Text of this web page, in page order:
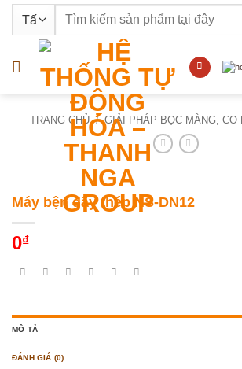
nội
Tìm
TRANG CHỦ / GIẢI PHÁP BỌC MÀNG, CO
Máy bện dây thép NS-DN12
0₫
MÔ TẢ
ĐÁNH GIÁ (0)